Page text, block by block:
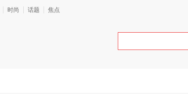
时尚 话题 焦点